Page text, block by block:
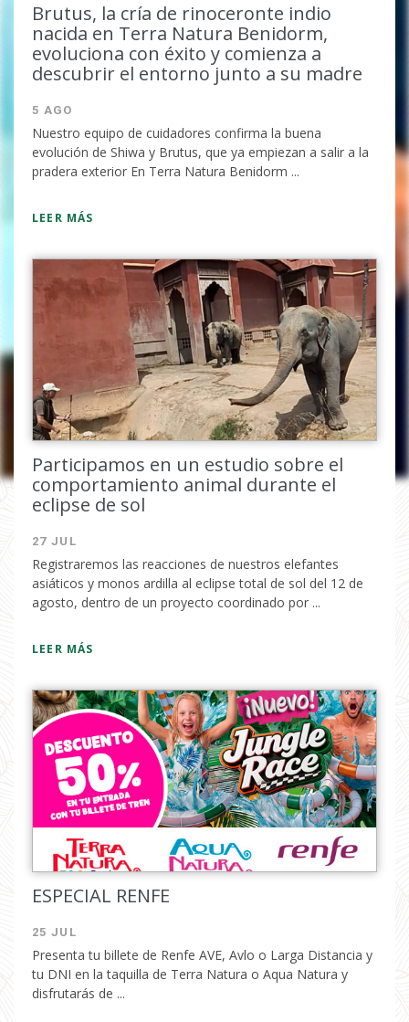
recibirás tu código por email.
He leido y acepto la
Brutus, la cría de rinoceronte indio
nacida en Terra Natura Benidorm,
evoluciona con éxito y comienza a
descubrir el entorno junto a su madre
5 AGO
Nuestro equipo de cuidadores confirma la buena
evolución de Shiwa y Brutus, que ya empiezan a salir a la
pradera exterior En Terra Natura Benidorm ...
LEER MÁS
Participamos en un estudio sobre el
comportamiento animal durante el
eclipse de sol
27 JUL
Registraremos las reacciones de nuestros elefantes
asiáticos y monos ardilla al eclipse total de sol del 12 de
agosto, dentro de un proyecto coordinado por ...
LEER MÁS
ESPECIAL RENFE
25 JUL
Presenta tu billete de Renfe AVE, Avlo o Larga Distancia y
tu DNI en la taquilla de Terra Natura o Aqua Natura y
disfrutarás de ...